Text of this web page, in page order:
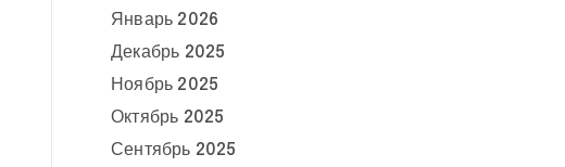
Январь 2026
Декабрь 2025
Ноябрь 2025
Октябрь 2025
Сентябрь 2025